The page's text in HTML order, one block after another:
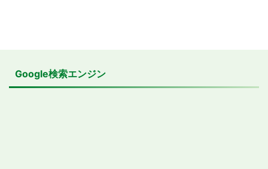
Google検索エンジン